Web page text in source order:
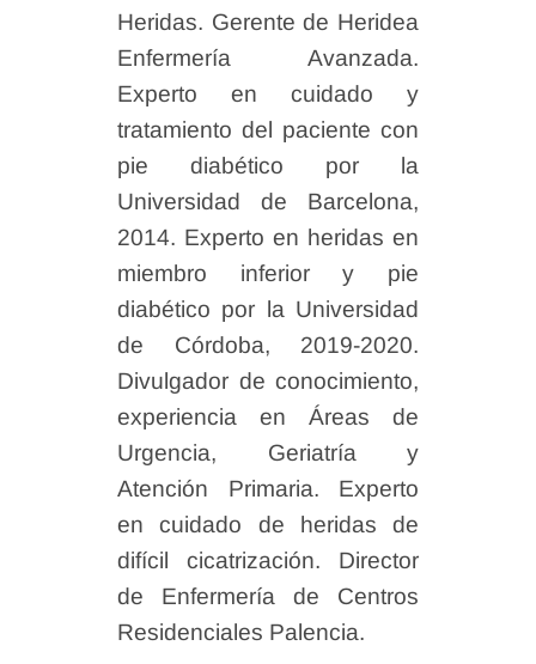
Heridas. Gerente de Heridea
Enfermería Avanzada.
Experto en cuidado y
tratamiento del paciente con
pie diabético por la
Universidad de Barcelona,
2014. Experto en heridas en
miembro inferior y pie
diabético por la Universidad
de Córdoba, 2019-2020.
Divulgador de conocimiento,
experiencia en Áreas de
Urgencia, Geriatría y
Atención Primaria. Experto
en cuidado de heridas de
difícil cicatrización. Director
de Enfermería de Centros
Residenciales Palencia.